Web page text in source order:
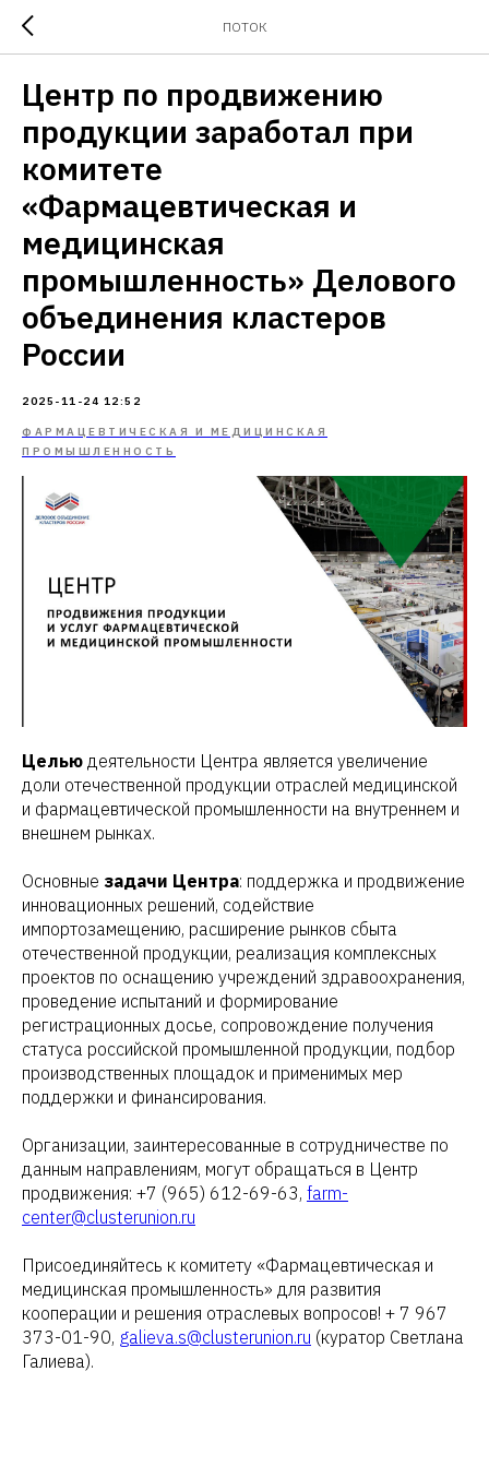
ПОТОК
Центр по продвижению
продукции заработал при
комитете
«Фармацевтическая и
медицинская
промышленность» Делового
объединения кластеров
России
2025-11-24 12:52
ФАРМАЦЕВТИЧЕСКАЯ И МЕДИЦИНСКАЯ
ПРОМЫШЛЕННОСТЬ
Целью деятельности Центра является увеличение
доли отечественной продукции отраслей медицинской
и фармацевтической промышленности на внутреннем и
внешнем рынках.
Основные задачи Центра: поддержка и продвижение
инновационных решений, содействие
импортозамещению, расширение рынков сбыта
отечественной продукции, реализация комплексных
проектов по оснащению учреждений здравоохранения,
проведение испытаний и формирование
регистрационных досье, сопровождение получения
статуса российской промышленной продукции, подбор
производственных площадок и применимых мер
поддержки и финансирования.
Организации, заинтересованные в сотрудничестве по
данным направлениям, могут обращаться в Центр
продвижения: +7 (965) 612-69-63, farm-
center@clusterunion.ru
Присоединяйтесь к комитету «Фармацевтическая и
медицинская промышленность» для развития
кооперации и решения отраслевых вопросов! + 7 967
373-01-90, galieva.s@clusterunion.ru (куратор Светлана
Галиева).